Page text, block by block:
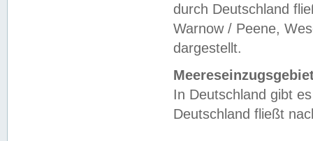
durch Deutschland
Warnow / Peene,
dargestellt.
In Deutschland gibt
Deutschland fließt